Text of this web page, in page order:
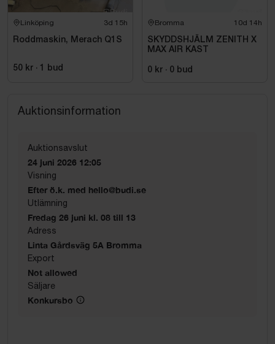
Linköping 3d 15h
Roddmaskin, Merach Q1S
50 kr · 1 bud
Bromma 10d 14h
SKYDDSHJÄLM ZENITH X
MAX AIR KAST
0 kr · 0 bud
Auktionsinformation
Auktionsavslut
24 juni 2026 12:05
Visning
Efter ö.k. med hello@budi.se
Utlämning
Fredag 26 juni kl. 08 till 13
Adress
Linta Gårdsväg 5A Bromma
Export
Not allowed
Säljare
Konkursbo